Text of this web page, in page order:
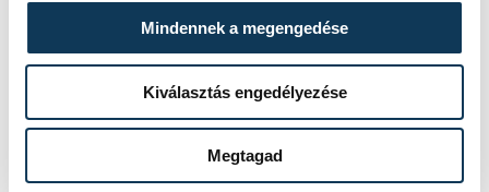
Mindennek a megengedése
Kiválasztás engedélyezése
Megtagad
Egyesült Királyságban olyan száraz
júliust mértek, amilyenre 155 éve nem
volt példa.
A múltban és ma is rossz
hírt hoz a dunai Ínség-